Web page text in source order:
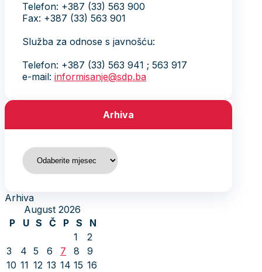
Telefon: +387 (33) 563 900
Fax: +387 (33) 563 901
Služba za odnose s javnošću:
Telefon: +387 (33) 563 941 ; 563 917
e-mail: informisanje@sdp.ba
Arhiva
Arhiva
Arhiva
August 2026
P
U S Č P S
N
1
2
3
4 5 6 7 8
9
10 11 12 13 14 15 16